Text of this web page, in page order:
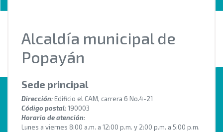
Alcaldía municipal de
Popayán
Sede principal
Dirección: Edificio el CAM, carrera 6 No.4-21
Código postal:190003
Horario de atención:
Lunes a viernes 8:00 a.m. a 12:00 p.m. y 2:00 p.m. a 5:00 p.m.